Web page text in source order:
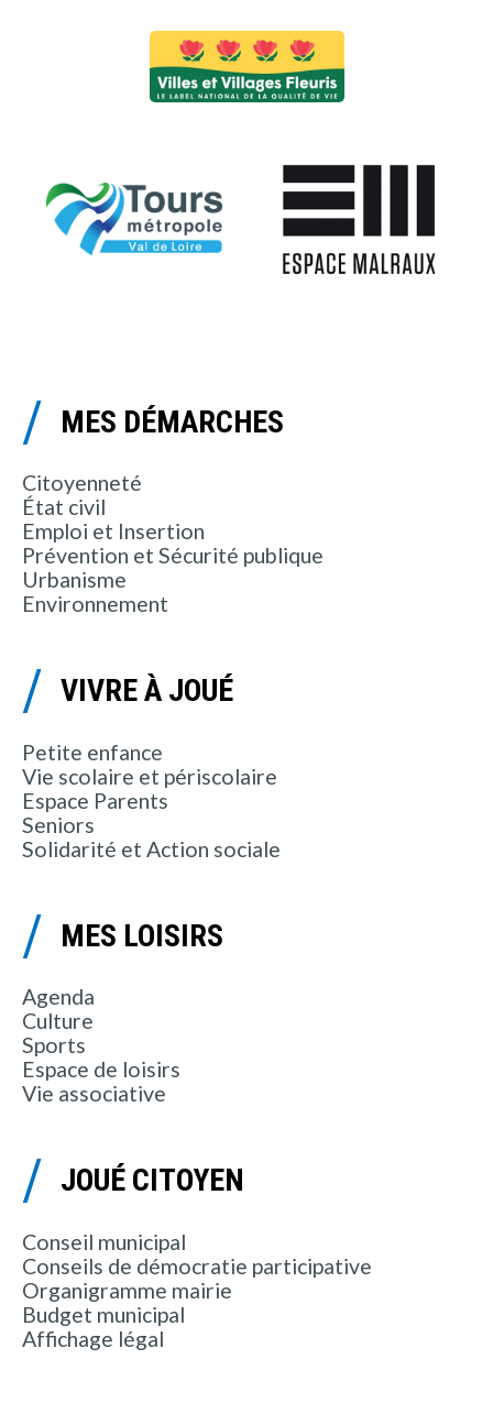
MES DÉMARCHES
Citoyenneté
État civil
Emploi et Insertion
Prévention et Sécurité publique
Urbanisme
Environnement
VIVRE À JOUÉ
Petite enfance
Vie scolaire et périscolaire
Espace Parents
Seniors
Solidarité et Action sociale
MES LOISIRS
Agenda
Culture
Sports
Espace de loisirs
Vie associative
JOUÉ CITOYEN
Conseil municipal
Conseils de démocratie participative
Organigramme mairie
Budget municipal
Affichage légal